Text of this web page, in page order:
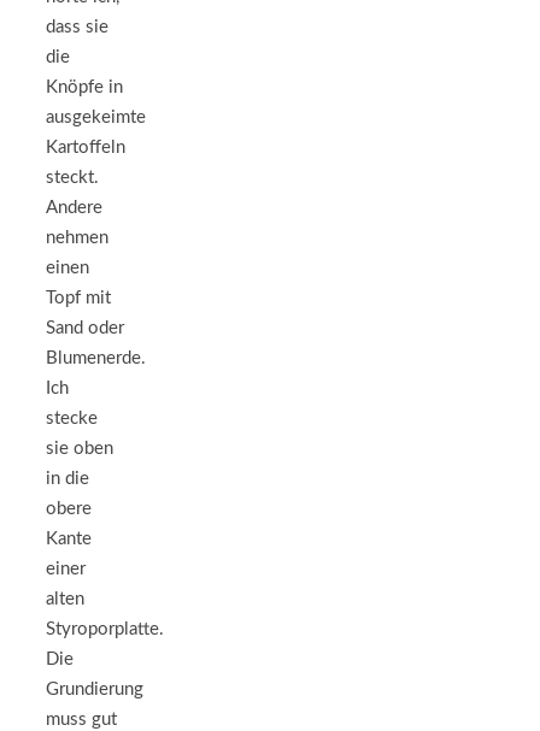
dass sie
die
Knöpfe in
ausgekeimte
Kartoffeln
steckt.
Andere
nehmen
einen
Topf mit
Sand oder
Blumenerde.
Ich
stecke
sie oben
in die
obere
Kante
einer
alten
Styroporplatte.
Die
Grundierung
muss gut